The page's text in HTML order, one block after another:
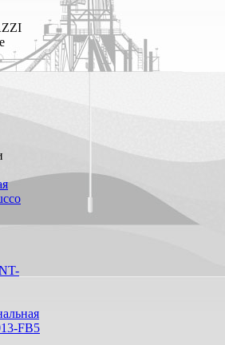
FB5